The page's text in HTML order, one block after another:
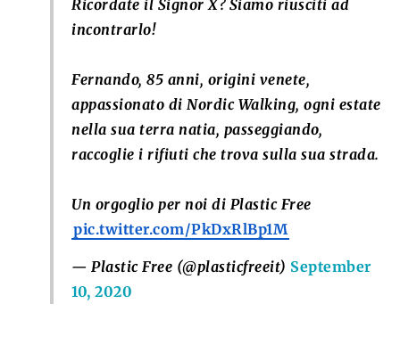
Ricordate il Signor X? Siamo riusciti ad
incontrarlo!
Fernando, 85 anni, origini venete,
appassionato di Nordic Walking, ogni estate
nella sua terra natia, passeggiando,
raccoglie i rifiuti che trova sulla sua strada.
Un orgoglio per noi di Plastic Free
pic.twitter.com/PkDxRlBp1M
— Plastic Free (@plasticfreeit) September
10, 2020